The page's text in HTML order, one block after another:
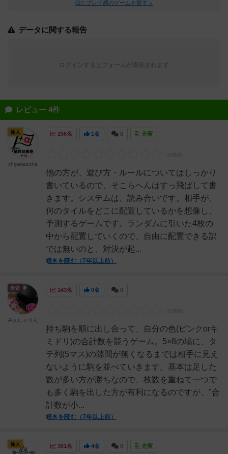
似たプレイ感のゲームを探す→
データに関する報告
レビュー 4件
256名 1名 0 充実
他の方が、遊び方・ルールについてはしっかり
書いているので、そこらへんはすっ飛ばして書
きます。システムは、読み合いです。相手が、
何のタイルをどこに配置しているかを想像し、
予測するゲームです。ランダムに引いた4枚の
中から配置していくので、自由に配置できる訳
では無いのと、対決が起...
続きを読む（7年以上前）
仙人
chiyakazuha
143名 0名 0
持ち駒を順に出し合って、自分の色(ピンクorキ
ミドリ)の合計数を競うゲーム。5×8の場に、タ
テ列(5マス)の隙間が無くなるまでは相手に見え
ないように駒を並べていきます。基本は足した
数が多い方が勝ちなので、枚数を重ねて一つで
も多く駒を出した方が有利になるのですが、"合
計数が小...
続きを読む（7年以上前）
皇帝
みんにゃりん
301名 4名 0 充実
仙人